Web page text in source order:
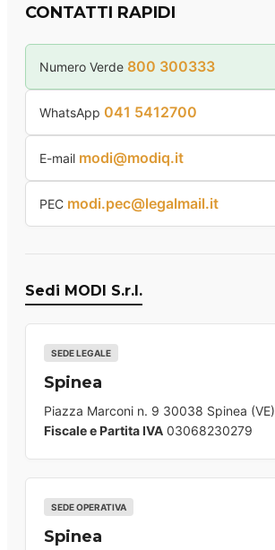
CONTATTI RAPIDI
Numero Verde 800 300333
WhatsApp 041 5412700
E-mail modi@modiq.it
PEC modi.pec@legalmail.it
Sedi MODI S.r.l.
SEDE LEGALE
Spinea
Piazza Marconi n. 9 30038 Spinea (VE)
Fiscale e Partita IVA 03068230279
SEDE OPERATIVA
Spinea